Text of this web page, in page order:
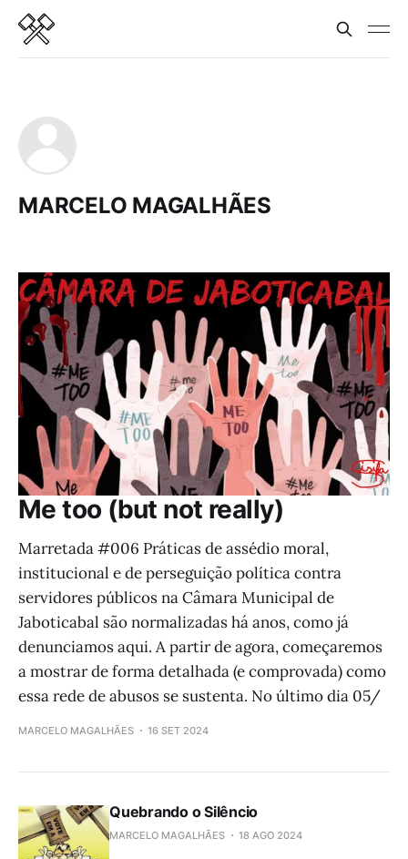
MARCELO MAGALHÃES
Me too (but not really)
Marretada #006 Práticas de assédio moral,
institucional e de perseguição política contra
servidores públicos na Câmara Municipal de
Jaboticabal são normalizadas há anos, como já
denunciamos aqui. A partir de agora, começaremos
a mostrar de forma detalhada (e comprovada) como
essa rede de abusos se sustenta. No último dia 05/
MARCELO MAGALHÃES 16 SET 2024
Quebrando o Silêncio
MARCELO MAGALHÃES 18 AGO 2024